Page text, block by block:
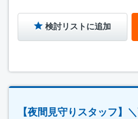
検討リストに追加
【夜間見守りスタッフ】